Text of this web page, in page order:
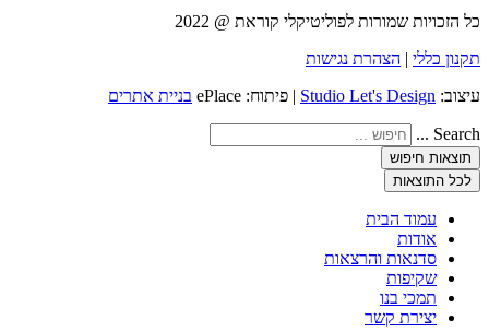
כל הזכויות שמורות לפוליטיקלי קוראת @ 2022
תקנון כללי | הצהרת נגישות
עיצוב: Studio Let's Design | פיתוח: ePlace בניית אתרים
Search ...
תוצאות חיפוש
לכל התוצאות
עמוד הבית
אודות
סדנאות והרצאות
שקיפות
תמכי בנו
יצירת קשר